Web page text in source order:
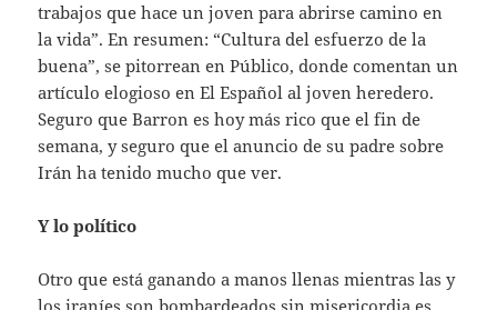
trabajos que hace un joven para abrirse camino en
la vida”. En resumen: “Cultura del esfuerzo de la
buena”, se pitorrean en Público, donde comentan un
artículo elogioso en El Español al joven heredero.
Seguro que Barron es hoy más rico que el fin de
semana, y seguro que el anuncio de su padre sobre
Irán ha tenido mucho que ver.
Y lo político
Otro que está ganando a manos llenas mientras las y